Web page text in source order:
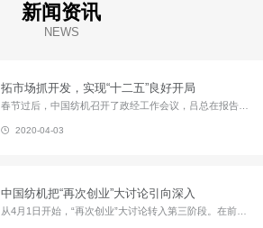
新闻资讯
NEWS
拓市场抓开发，实现“十二五”良好开局
春节过后，中国纺机召开了政经工作会议，吕总在报告中提出了2011年经营目标，强调要以创业精神开展工作。与会干部员工认为，报告符合中国纺机当前实际，切点得当，措施有力，是中国纺机实现“十二五”良好开局坚实的第一步。 就中纺机目前的状况而言，优势主要体现在三个方面：首先，纺机是我国最早制造织布机的专业企业。自生产中国第一台自动织机始为中国纺织行业的发展作出了重大贡献，从一定意义上说是中国织...
2020-04-03
中国纺机把“再次创业”大讨论引向深入
从4月1日开始，“再次创业”大讨论转入第三阶段。在前两阶段，经过宣传动员、形势任务教育、确定讨论主题、建立交流平台和广泛的学习讨论，激起了中国纺机干部职工对公司“重新开始、再争第一”的热情。综合各部门党支部反馈情况，不难看出，一份份发言材料，坦露了职工关注企业的心迹，一个个信心、责任的表白，释放出了职工对中国纺机这一老字号企业再次崛起的期待和决心。 中国纺机党委...